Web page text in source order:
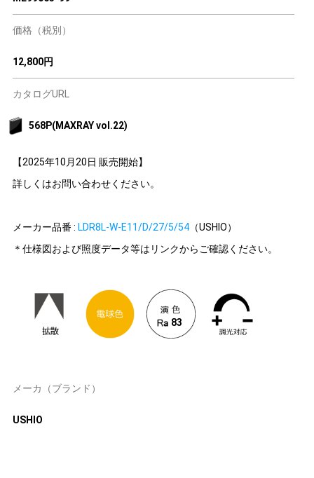
価格（税別）
12,800円
カタログURL
568P(MAXRAY vol.22)
【2025年10月20日 販売開始】
詳しくはお問い合わせください。
メーカー品番 : LDR8L-W-E11/D/27/5/54（USHIO）
＊仕様図および照度データ等はリンクからご確認ください。
83
メーカ（ブランド）
USHIO